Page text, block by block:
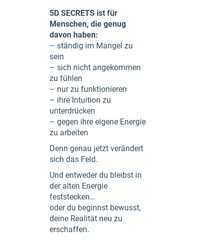
5D SECRETS ist für
Menschen, die genug
davon haben:
– ständig im Mangel zu
sein
– sich nicht angekommen
zu fühlen
– nur zu funktionieren
– ihre Intuition zu
unterdrücken
– gegen ihre eigene Energie
zu arbeiten
Denn genau jetzt verändert
sich das Feld.
Und entweder du bleibst in
der alten Energie
feststecken…
oder du beginnst bewusst,
deine Realität neu zu
erschaffen.